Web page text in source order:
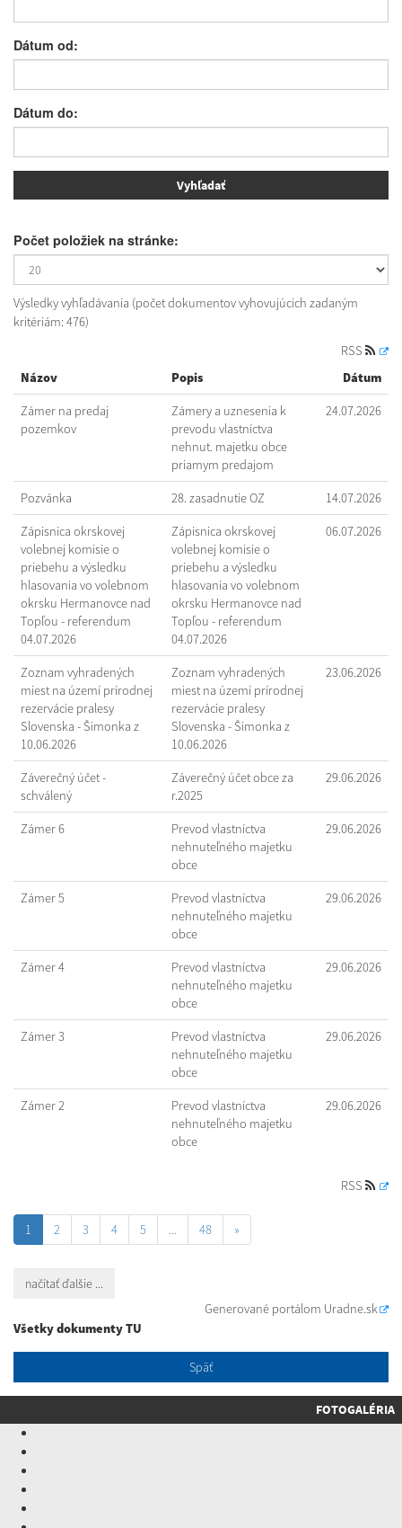
Dátum od:
Dátum do:
Počet položiek na stránke:
Výsledky vyhľadávania (počet dokumentov vyhovujúcich zadaným
kritériám: 476)
RSS
Názov
Popis Dátum
Zámer na predaj
pozemkov
Zámery a uznesenia k
prevodu vlastníctva
nehnut. majetku obce
priamym predajom
24.07.2026
Pozvánka 28. zasadnutie OZ 14.07.2026
Zápisnica okrskovej
volebnej komisie o
priebehu a výsledku
hlasovania vo volebnom
okrsku Hermanovce nad
Topľou - referendum
04.07.2026
Zápisnica okrskovej
volebnej komisie o
priebehu a výsledku
hlasovania vo volebnom
okrsku Hermanovce nad
Topľou - referendum
04.07.2026
06.07.2026
Zoznam vyhradených
miest na území prírodnej
rezervácie pralesy
Slovenska - Šimonka z
10.06.2026
Zoznam vyhradených
miest na území prírodnej
rezervácie pralesy
Slovenska - Šimonka z
10.06.2026
23.06.2026
Záverečný účet -
schválený
Záverečný účet obce za
r.2025
29.06.2026
Zámer 6
Prevod vlastníctva
nehnuteľného majetku
obce
29.06.2026
Zámer 5
Prevod vlastníctva
nehnuteľného majetku
obce
29.06.2026
Zámer 4
Prevod vlastníctva
nehnuteľného majetku
obce
29.06.2026
Zámer 3
Prevod vlastníctva
nehnuteľného majetku
obce
29.06.2026
Zámer 2
Prevod vlastníctva
nehnuteľného majetku
obce
29.06.2026
RSS
1 2 3 4 5 ... 48 »
načítať ďalšie ...
Generované portálom Uradne.sk
Všetky dokumenty TU
Späť
FOTOGALÉRIA